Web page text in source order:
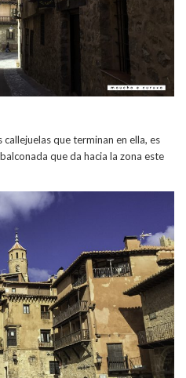
que terminan en ella, es
que da hacia la zona este